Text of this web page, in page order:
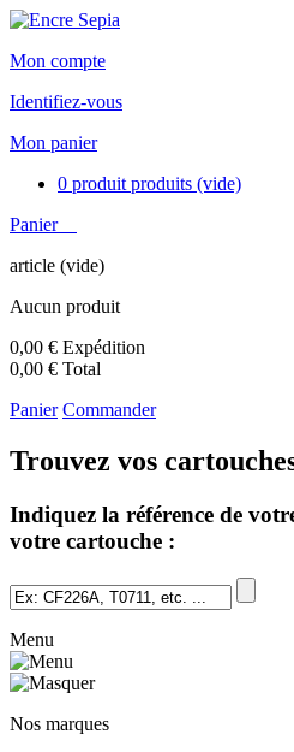
Mon compte
Identifiez-vous
Mon panier
0 produit produits (vide)
Panier
article (vide)
Aucun produit
0,00 € Expédition
0,00 € Total
Panier Commander
Trouvez vos
Indiquez la référence de
votre cartouche :
Menu
Nos marques